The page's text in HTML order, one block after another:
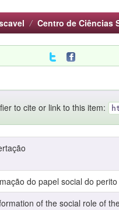
Centro de Ciências
to cite or link to this item:
do papel social do
of the social role of